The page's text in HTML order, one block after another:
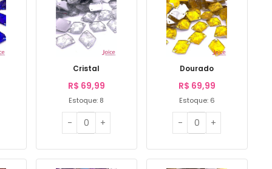
Cristal
R$ 69,99
Estoque: 8
Dourado
R$ 69,99
Estoque: 6